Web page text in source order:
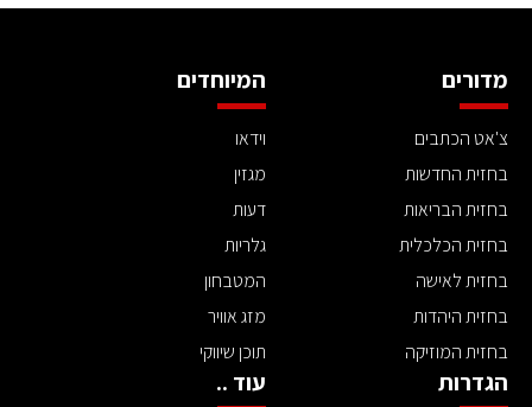
מדורים
צ'אט הכתבים
בחזית החדשות
בחזית הבריאות
בחזית הכלכלית
בחזית לאישה
בחזית היהדות
בחזית המוזיקה
המיוחדים
וידאו
מגזין
דעות
גלריות
המטבחון
מזג אוויר
תוכן שיווקי
הגדרות עוד ..